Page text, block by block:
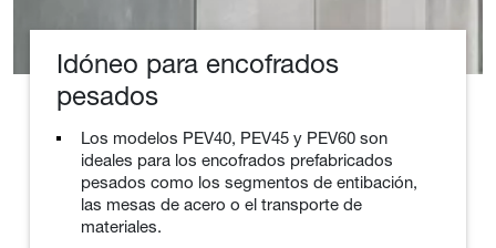
Idóneo para encofrados
pesados
Los modelos PEV40, PEV45 y PEV60 son
ideales para los encofrados prefabricados
pesados como los segmentos de entibación,
las mesas de acero o el transporte de
materiales.